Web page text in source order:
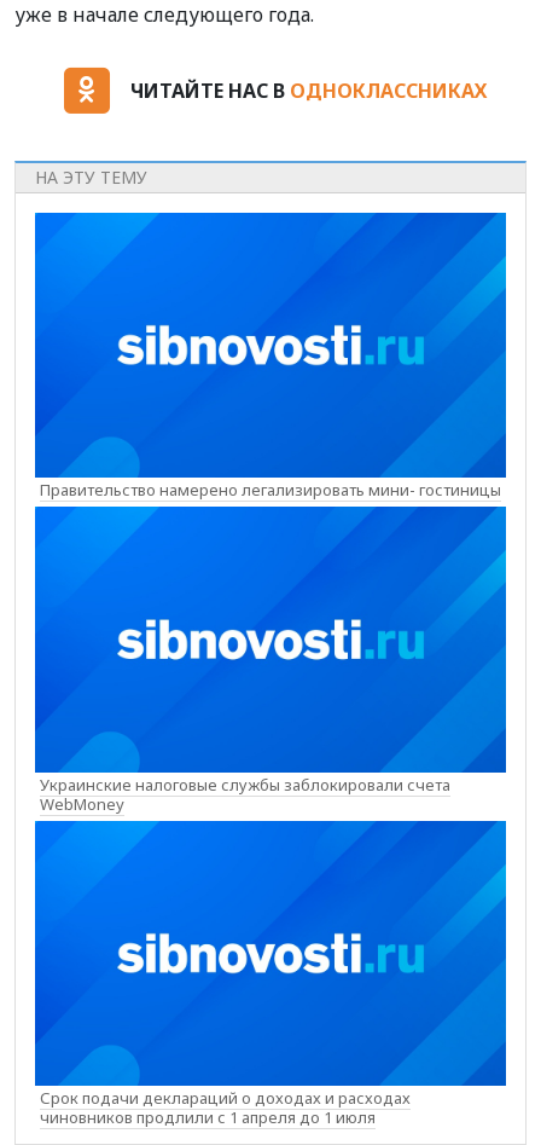
уже в начале следующего года.
ЧИТАЙТЕ НАС В ОДНОКЛАССНИКАХ
НА ЭТУ ТЕМУ
Правительство намерено легализировать мини- гостиницы
Украинские налоговые службы заблокировали счета
WebMoney
Срок подачи деклараций о доходах и расходах
чиновников продлили с 1 апреля до 1 июля